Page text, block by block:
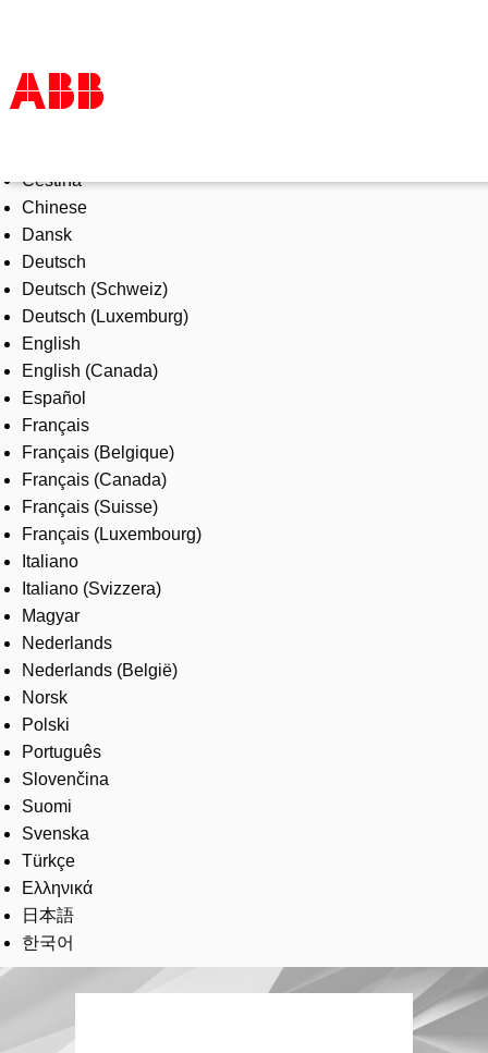
Products & Solutions
Industries
Services
About us
Where to buy
Contact us
Careers
Čeština
Chinese
Dansk
Deutsch
Deutsch (Schweiz)
Deutsch (Luxemburg)
English
English (Canada)
Español
Français
Français (Belgique)
Français (Canada)
Français (Suisse)
Français (Luxembourg)
Italiano
Italiano (Svizzera)
Magyar
Nederlands
Nederlands (België)
Norsk
Polski
Português
Slovenčina
Suomi
Svenska
Türkçe
Ελληνικά
日本語
한국어